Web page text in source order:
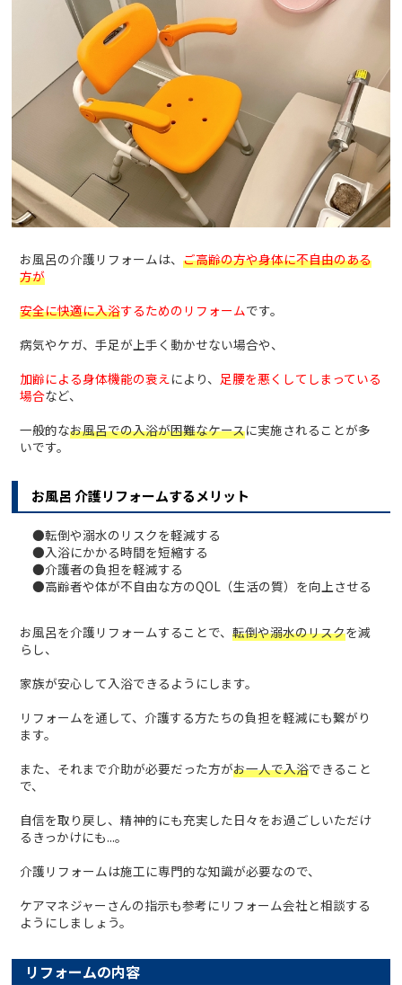
お風呂の介護リフォームは、 ご高齢の方や身体に不自由のある
方が
安全に快適に入浴するためのリフォームです。
病気やケガ、手足が上手く動かせない場合や、
加齢による身体機能の衰えにより、 足腰を悪くしてしまっている
場合など、
一般的なお風呂での入浴が困難なケースに実施されることが多
いです。
お風呂 介護リフォームするメリット
●転倒や溺水のリスクを軽減する
●入浴にかかる時間を短縮する
●介護者の負担を軽減する
●高齢者や体が不自由な方のQOL（生活の質）を向上させる
お風呂を介護リフォームすることで、 転倒や溺水のリスクを減
らし、
家族が安心して入浴できるようにします。
リフォームを通して、介護する方たちの負担を軽減にも繋がり
ます。
また、それまで介助が必要だった方がお一人で入浴できること
で、
自信を取り戻し、精神的にも充実した日々をお過ごしいただけ
るきっかけにも...。
介護リフォームは施工に専門的な知識が必要なので、
ケアマネジャーさんの指示も参考にリフォーム会社と相談する
ようにしましょう。
リフォームの内容